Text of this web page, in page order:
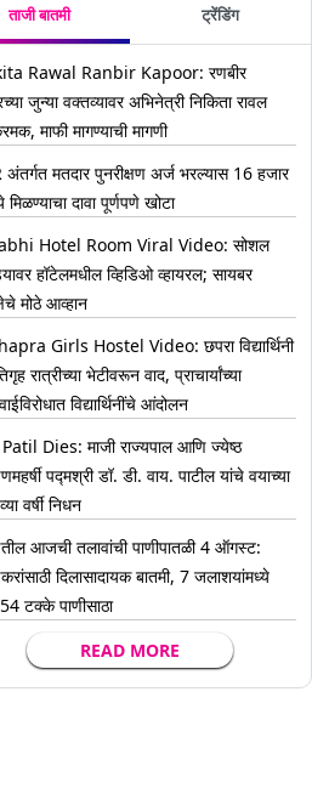
ताजी बातमी ट्रेंडिंग
Rawal Ranbir Kapoor: रणबीर
जुन्या वक्तव्यावर अभिनेत्री निकिता रावल
माफी मागण्याची मागणी
अंतर्गत मतदार पुनरीक्षण अर्ज भरल्यास 16 हजार
दावा पूर्णपणे खोटा
Hotel Room Viral Video: सोशल
हॉटेलमधील व्हिडिओ व्हायरल; सायबर
मोठे आव्हान
Girls Hostel Video: छपरा विद्यार्थिनी
रात्रीच्या भेटीवरून वाद, प्राचार्यांच्या
विद्यार्थिनींचे आंदोलन
Dies: माजी राज्यपाल आणि ज्येष्ठ
पद्मश्री डॉ. डी. वाय. पाटील यांचे वयाच्या
वर्षी निधन
आजची तलावांची पाणीपातळी 4 ऑगस्ट:
दिलासादायक बातमी, 7 जलाशयांमध्ये
टक्के पाणीसाठा
READ MORE